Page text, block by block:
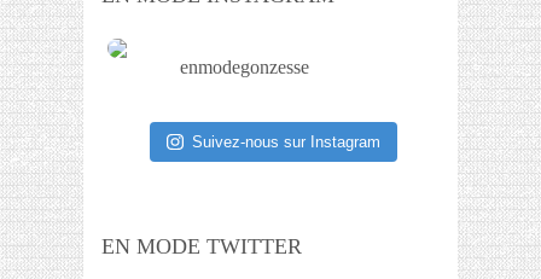
enmodegonzesse
Suivez-nous sur Instagram
EN MODE TWITTER